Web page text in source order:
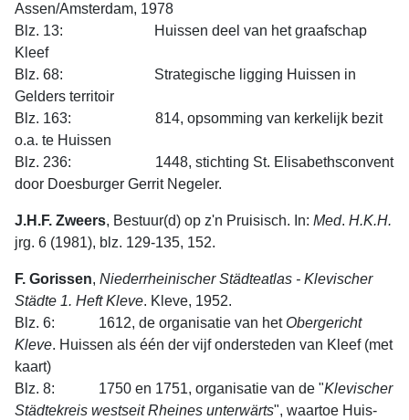
Assen/Amsterdam, 1978
Blz. 13: Huissen deel van het graafschap
Kleef
Blz. 68: Strategische ligging Huissen in
Gelders territoir
Blz. 163: 814, opsomming van kerkelijk bezit
o.a. te Huissen
Blz. 236: 1448, stichting St. Elisabethsconvent
door Doesburger Gerrit Negeler.
J.H.F. Zweers, Bestuur(d) op z'n Pruisisch. In: Med. H.K.H.
jrg. 6 (1981), blz. 129-135, 152.
F. Gorissen, Niederrheinischer Städteatlas - Klevischer
Städte 1. Heft Kleve. Kleve, 1952.
Blz. 6: 1612, de organisatie van het Obergericht
Kleve. Huissen als één der vijf ondersteden van Kleef (met
kaart)
Blz. 8: 1750 en 1751, organisatie van de "Klevischer
Städt­ekreis westseit Rheines unterwärts", waartoe Huis­